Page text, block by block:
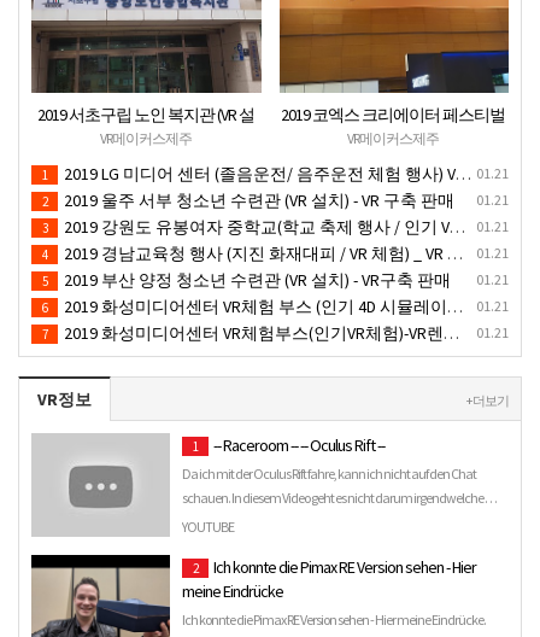
2019 서초구립 노인 복지관 (VR 설
치) - VR 구축 판매
VR메이커스제주
2019 코엑스 크리에이터 페스티벌
VR체험 부스 (인기 VR 체험) - VR렌
탈대여 행사
VR메이커스제주
01.21
1 2019 LG 미디어 센터 (졸음운전/ 음주운전 체험 행사) VR 체험 - VR 렌탈대여 행사
01.21
2 2019 울주 서부 청소년 수련관 (VR 설치) - VR 구축 판매
01.21
3 2019 강원도 유봉여자 중학교(학교 축제 행사 / 인기 VR 컨텐츠 ) - VR렌탈대여 행사
01.21
4 2019 경남교육청 행사 (지진 화재대피 / VR 체험) _ VR 렌탈대여행사
01.21
5 2019 부산 양정 청소년 수련관 (VR 설치) - VR구축 판매
01.21
6 2019 화성미디어센터 VR체험 부스 (인기 4D 시뮬레이터 체험)- VR렌탈
01.21
7 2019 화성미디어센터 VR체험부스(인기VR체험)-VR렌탈대여
VR정보 + 더보기
1 -- Raceroom -- -- Oculus Rift --
Da ich mit der Oculus Rift fahre, kann ich nicht auf den Chat
schauen. In diesem Video geht es nicht darum irgendwelche …
YOUTUBE
2
Ich konnte die Pimax RE Version sehen - Hier
meine Eindrücke
Ich konnte die Pimax RE Version sehen - Hier meine Eindrücke.